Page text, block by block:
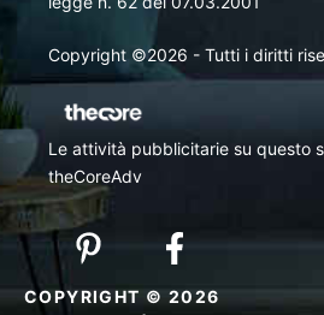
Copyright ©2026 - Tutti i diritti
Le attività pubblicitarie su questo
theCoreAdv
COPYRIGHT © 2026